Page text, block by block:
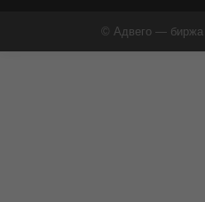
© Адвего — биржа